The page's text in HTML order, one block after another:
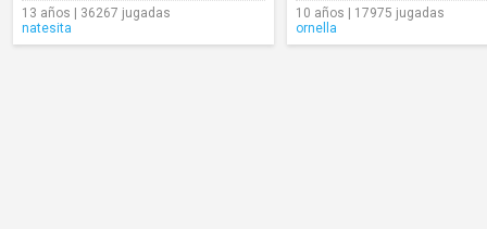
13 años | 36267 jugadas
natesita
10 años | 17975 jugadas
ornella